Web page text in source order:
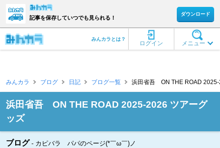
記事を保存していつでも見られる！
ダウンロード
メニュー
ログイン
みんカラとは？
みんカラ ブログ 日記 ブログ一覧 浜田省吾 ON THE ROAD 2025-
浜田省吾 ON THE ROAD 2025-2026 ツアーグ
ッズ
ブログ カピバラ パパのページ(*￣ω￣)ノ